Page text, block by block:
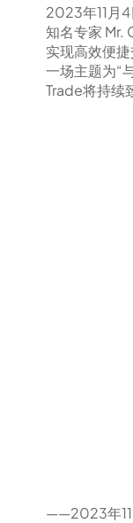
2023年11月
知名专家 Mr.
实现高效便
一场主题为“
Trade将持续
——2023年